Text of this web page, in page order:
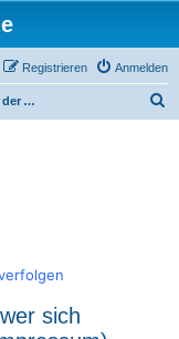
Anmelden
Registrieren
An alle Besucher der Seite und wer sich registrieren will ! (Richtlinien & Impressum)
sich